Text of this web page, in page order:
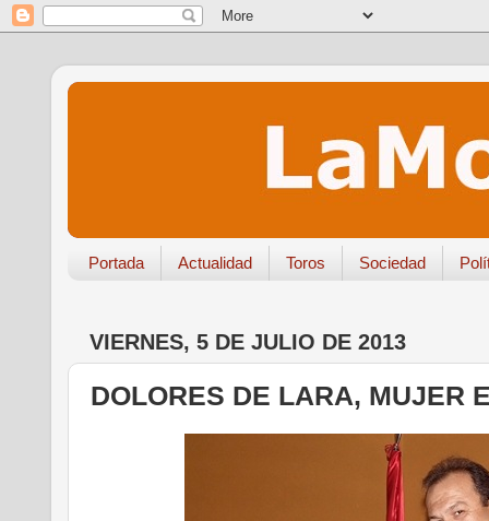
Portada Actualidad Toros Sociedad
VIERNES, 5 DE JULIO DE 2013
DOLORES DE LARA, MUJER